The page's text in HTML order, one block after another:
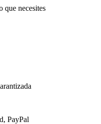
que necesites
PayPal